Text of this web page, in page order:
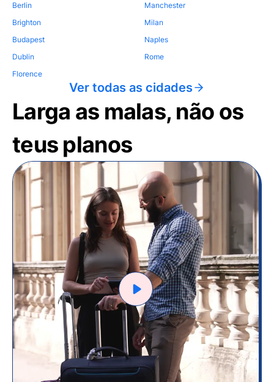
Berlin
Brighton
Budapest
Dublin
Florence
Manchester
Milan
Naples
Rome
Ver todas as cidades
Larga as malas, não os
teus planos